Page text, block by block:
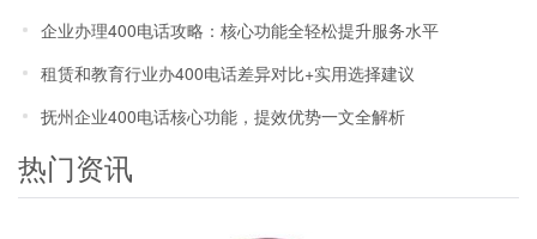
企业办理400电话攻略：核心功能全轻松提升服务水平
租赁和教育行业办400电话差异对比+实用选择建议
抚州企业400电话核心功能，提效优势一文全解析
热门资讯